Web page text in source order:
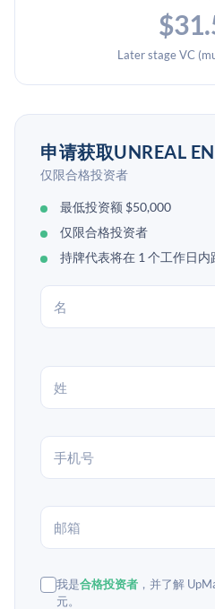
Later stage VC
申请获取UNREAL
仅限合格投资者
最低投资额 $50,000
仅限合格投资者
持牌代表将在 1 个工作日内
我是合格投资者 ，并了解
元。